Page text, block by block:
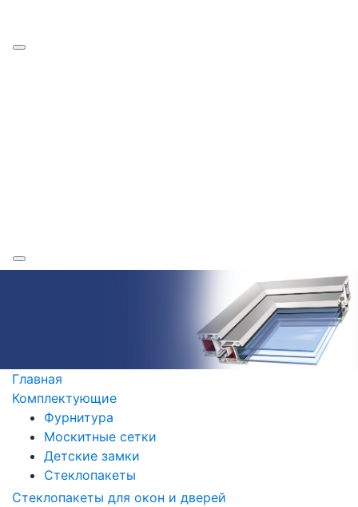
Next
Главная
Комплектующие
Фурнитура
Москитные сетки
Детские замки
Стеклопакеты
Стеклопакеты для окон и дверей